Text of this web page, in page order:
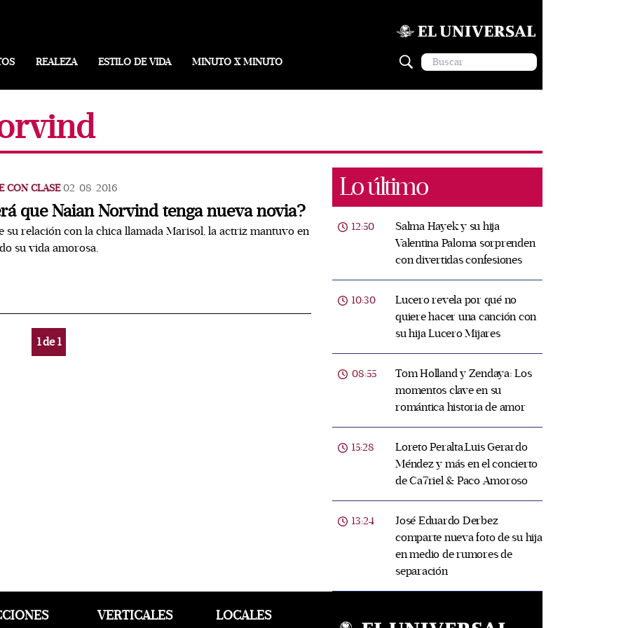
REALEZA ESTILO DE VIDA MINUTO X MINUTO
CON CLASE 02/08/2016
que Naian Norvind tenga nueva novia?
su relación con la chica llamada Marisol, la actriz mantuvo en
su vida amorosa.
1de1
Lo último
12:50
Salma Hayek y su hija
Valentina Paloma sorprenden
con divertidas confesiones
10:30
Lucero revela por qué no
quiere hacer una canción con
su hija Lucero Mijares
08:55
Tom Holland y Zendaya: Los
momentos clave en su
romántica historia de amor
15:28
Loreto Peralta,Luis Gerardo
Méndez y más en el concierto
de Ca7riel & Paco Amoroso
13:24
José Eduardo Derbez
comparte nueva foto de su hija
en medio de rumores de
separación
VERTICALES LOCALES